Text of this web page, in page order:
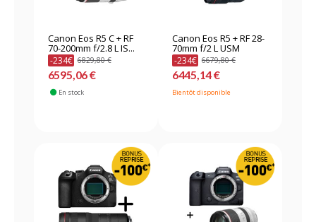
Canon Eos R5 C + RF
70-200mm f/2.8 L IS...
-234€ 6829,80 €
6595,06 €
En stock
Canon Eos R5 + RF 28-
70mm f/2 L USM
-234€ 6679,80 €
6445,14 €
Bientôt disponible